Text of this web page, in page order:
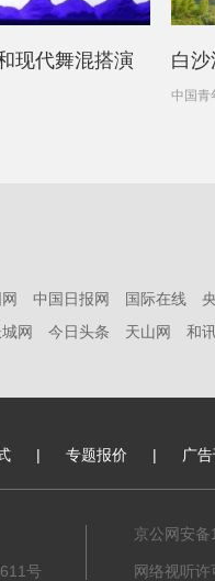
现代舞混搭演
白
中国青
中国
中国日报网 国际在线
网 今日头条 天山网 和
| 专题报价 | 广
号
京公网安
网络视听